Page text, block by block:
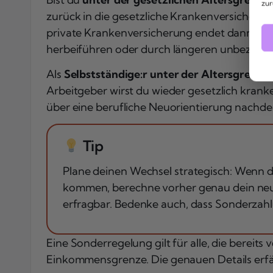
zurück in die gesetzliche
private Krankenversicherung endet dann
herbeiführen oder durch längeren
Als Selbstständige:r unter der Altersgrenze
Arbeitgeber wirst du wieder gesetzlich
über eine berufliche Neuorientierung
Tip
Plane deinen Wechsel strategisch:
kommen, berechne vorher genau dein
erfragbar. Bedenke auch, dass
Eine Sonderregelung gilt für alle, die bereits
Einkommensgrenze. Die genauen Details